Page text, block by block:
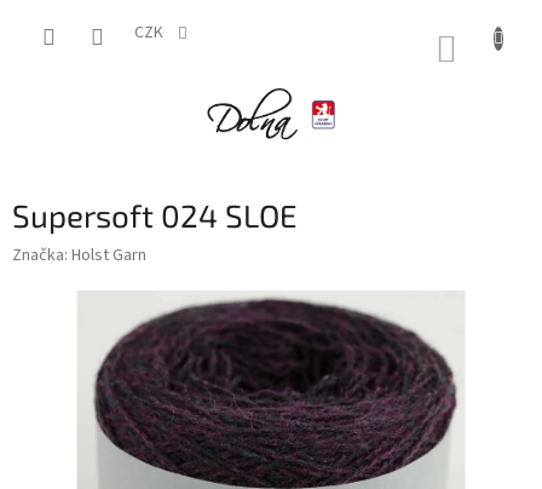
CZK
Supersoft 024 SLOE
Značka: Holst Garn